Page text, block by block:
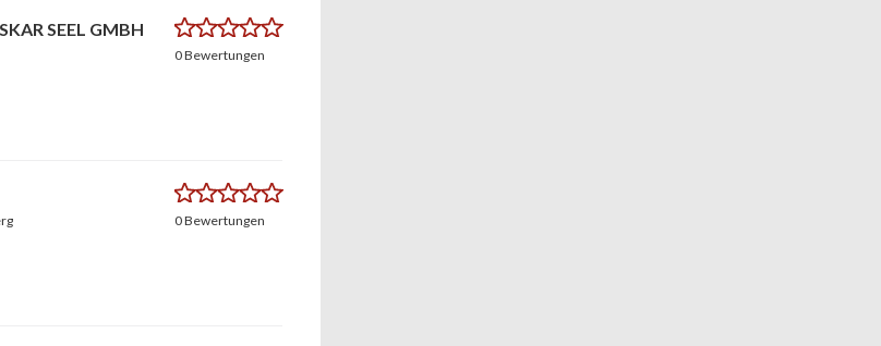
SEEL GMBH 0.0
0 Bewertungen
0.0
0 Bewertungen